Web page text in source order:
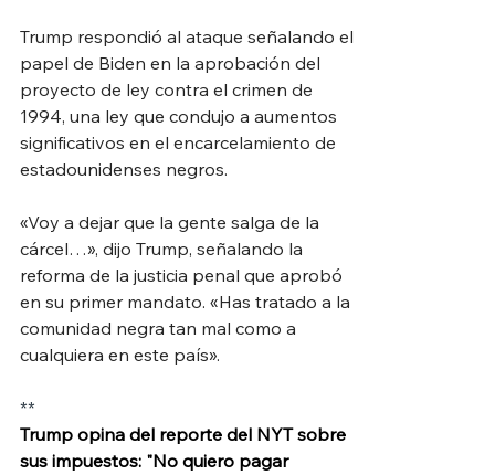
Trump respondió al ataque señalando el
papel de Biden en la aprobación del
proyecto de ley contra el crimen de
1994, una ley que condujo a aumentos
significativos en el encarcelamiento de
estadounidenses negros.
«Voy a dejar que la gente salga de la
cárcel…», dijo Trump, señalando la
reforma de la justicia penal que aprobó
en su primer mandato. «Has tratado a la
comunidad negra tan mal como a
cualquiera en este país».
**
Trump opina del reporte del NYT sobre
sus impuestos: "No quiero pagar